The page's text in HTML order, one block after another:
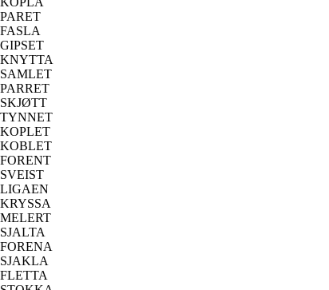
PARET
FASLA
GIPSET
KNYTTA
SAMLET
PARRET
SKJØTT
TYNNET
KOPLET
KOBLET
FORENT
SVEIST
LIGAEN
KRYSSA
MELERT
SJALTA
FORENA
SJAKLA
FLETTA